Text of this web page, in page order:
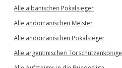
Alle albanischen Pokalsieger
Alle andorranischen Meister
Alle andorranischen Pokalsieger
Alle argentinischen Torschützenkönige